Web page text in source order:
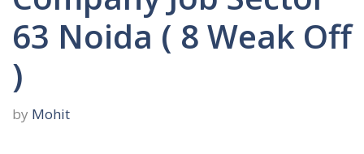
63 Noida ( 8 Weak Off
)
by Mohit